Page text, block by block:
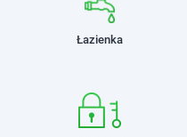
Łazienka